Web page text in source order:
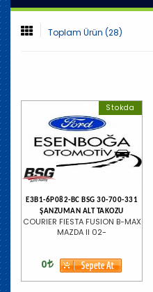
Toplam Ürün (28)
Stokda
E3B1-6P082-BC BSG 30-700-331
ŞANZUMAN ALT TAKOZU
COURIER FIESTA FUSION B-MAX
MAZDA II 02-
0